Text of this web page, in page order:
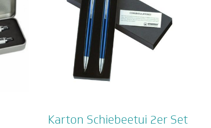
Karton Schiebeetui 2er Set